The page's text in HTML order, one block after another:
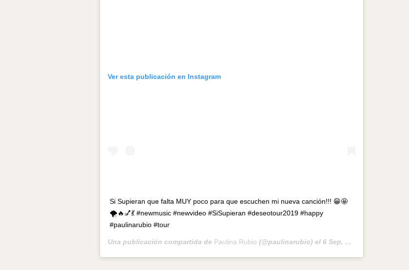
Ver esta publicación en Instagram
Si Supieran que falta MUY poco para que escuchen mi nueva canción!!! 😁🤩
🌪🔥💅💃 #newmusic #newvideo #SiSupieran #deseotour2019 #happy
#paulinarubio #tour
Una publicación compartida de Paulina Rubio (@paulinarubio) el 6 Sep, 2019 a las 10:20 PDT